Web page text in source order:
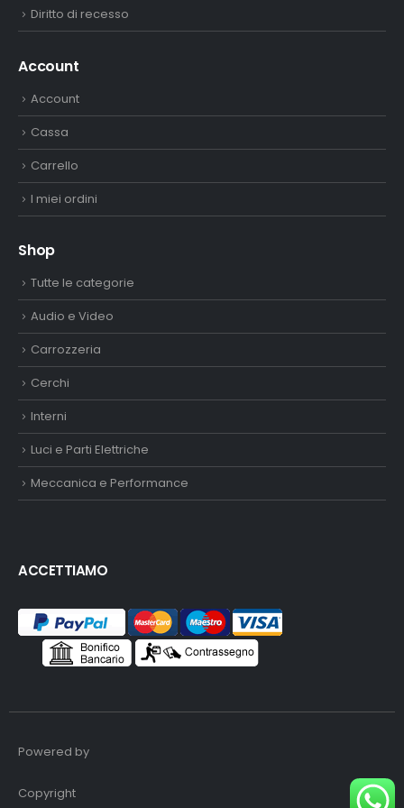
Diritto di recesso
Account
Account
Cassa
Carrello
I miei ordini
Shop
Tutte le categorie
Audio e Video
Carrozzeria
Cerchi
Interni
Luci e Parti Elettriche
Meccanica e Performance
ACCETTIAMO
Powered by
Copyright